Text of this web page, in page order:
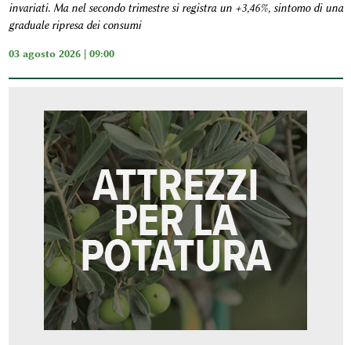
invariati. Ma nel secondo trimestre si registra un +3,46%, sintomo di una
graduale ripresa dei consumi
03 agosto 2026 | 09:00